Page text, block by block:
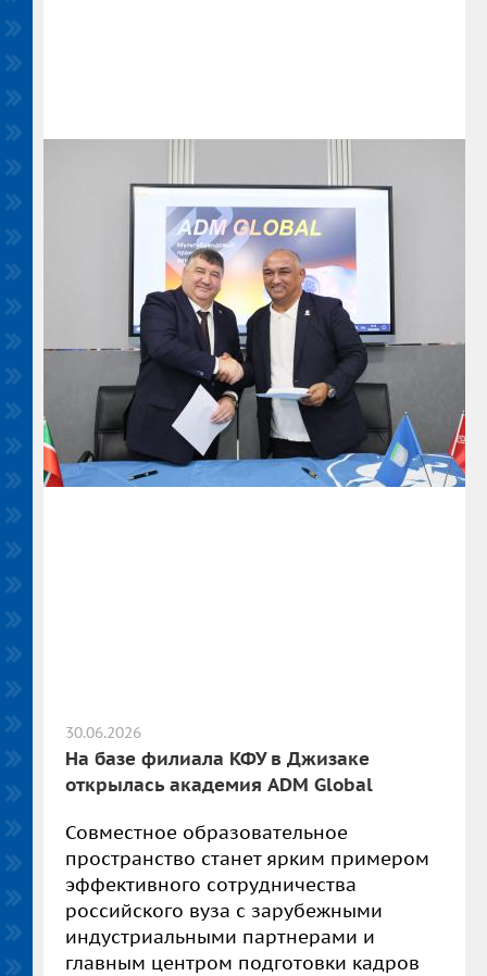
30.06.2026
На базе филиала КФУ в Джизаке
открылась академия ADM Global
Совместное образовательное
пространство станет ярким примером
эффективного сотрудничества
российского вуза с зарубежными
индустриальными партнерами и
главным центром подготовки кадров